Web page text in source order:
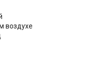
воздухе